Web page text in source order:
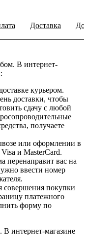
Доставка
В интернет-
курьером.
доставки, чтобы
сдачу с любой
получаете
или оформлении в
и MasterCard.
перенаправит вас на
ввести номер
совершения покупки
платежного
форму по
В интернет-магазине